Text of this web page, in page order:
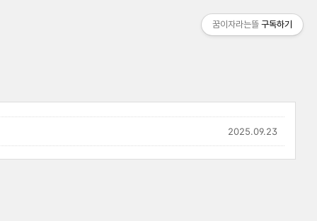
2025.09.23
꿈이자라는뜰 구독하기